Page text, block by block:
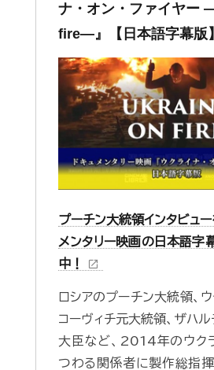
ナ・オン・ファイヤー
fire—』【日本語字幕版】
プーチン大統領インタビュ
メンタリー映画の日本語字
中！
open_in_new
ロシアのプーチン大統領、
コーヴィチ元大統領、ザハ
大臣など、2014年のウク
つわる関係者に製作総指揮